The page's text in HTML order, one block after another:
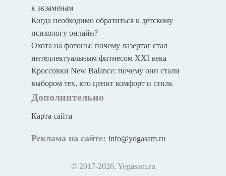
к экзаменам
Когда необходимо обратиться к детскому
психологу онлайн?
Охота на фотоны: почему лазертаг стал
интеллектуальным фитнесом XXI века
Кроссовки New Balance: почему они стали
выбором тех, кто ценит комфорт и стиль
Дополнительно
Карта сайта
Реклама на сайте: info@yogasam.ru
© 2017-2026, Yogasam.ru